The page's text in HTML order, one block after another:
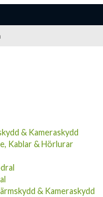
& Kameraskydd
Kablar & Hörlurar
& Kameraskydd